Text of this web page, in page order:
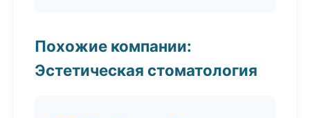
Похожие компании:
Эстетическая стоматология